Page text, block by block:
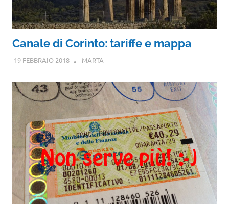
Canale di Corinto: tariffe e mappa
19 FEBBRAIO 2018 MARTA